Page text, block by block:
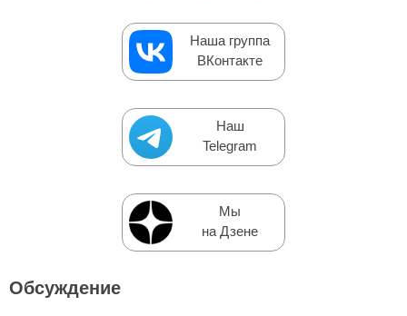
Наша группа
ВКонтакте
Наш
Telegram
Мы
на Дзене
Обсуждение